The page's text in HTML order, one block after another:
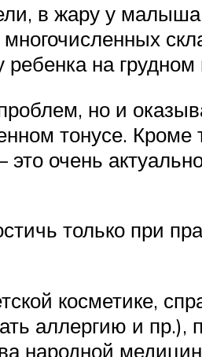
в жару у малыша
на грудном
но и
тонусе. Кроме
очень
только при
косметике,
аллергию и пр.),
народной